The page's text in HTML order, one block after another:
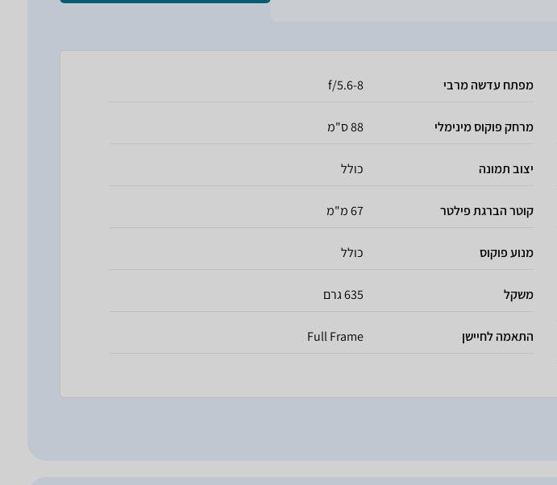
מפתח עדשה מרבי f/5.6-8
מרחק פוקוס מינימלי 88 ס"מ
יצוב תמונה כולל
קוטר הברגת פילטר 67 מ"מ
מנוע פוקוס כולל
משקל 635 גרם
התאמה לחיישן Full Frame